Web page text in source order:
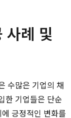
사례 및
수많은 기업의 채
한 기업들은 단순
긍정적인 변화를